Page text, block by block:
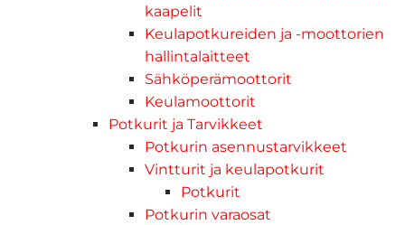
kaapelit
Keulapotkureiden ja -moottorien
hallintalaitteet
Sähköperämoottorit
Keulamoottorit
Potkurit ja Tarvikkeet
Potkurin asennustarvikkeet
Vintturit ja keulapotkurit
Potkurit
Potkurin varaosat